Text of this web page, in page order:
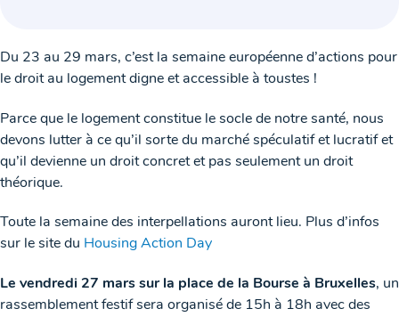
Du 23 au 29 mars, c’est la semaine européenne d’actions pour
le droit au logement digne et accessible à toustes !
Parce que le logement constitue le socle de notre santé, nous
devons lutter à ce qu’il sorte du marché spéculatif et lucratif et
qu’il devienne un droit concret et pas seulement un droit
théorique.
Toute la semaine des interpellations auront lieu. Plus d’infos
sur le site du Housing Action Day
Le vendredi 27 mars sur la place de la Bourse à Bruxelles, un
rassemblement festif sera organisé de 15h à 18h avec des